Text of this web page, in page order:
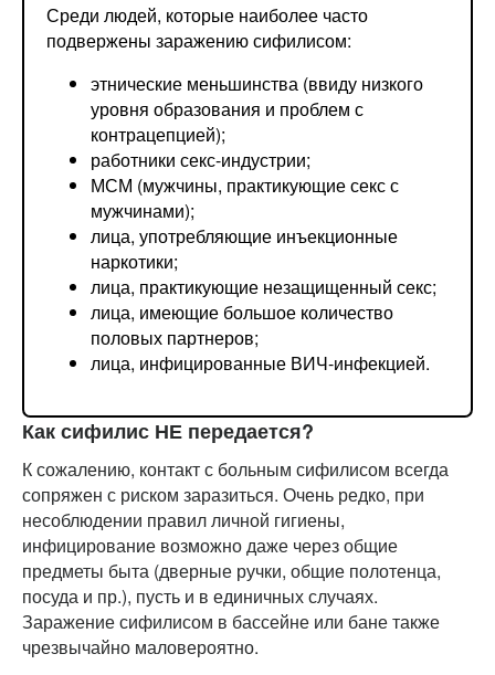
Среди людей, которые наиболее часто
подвержены заражению сифилисом:
этнические меньшинства (ввиду низкого
уровня образования и проблем с
контрацепцией);
работники секс-индустрии;
МСМ (мужчины, практикующие секс с
мужчинами);
лица, употребляющие инъекционные
наркотики;
лица, практикующие незащищенный секс;
лица, имеющие большое количество
половых партнеров;
лица, инфицированные ВИЧ-инфекцией.
Как сифилис НЕ передается?
К сожалению, контакт с больным сифилисом всегда
сопряжен с риском заразиться. Очень редко, при
несоблюдении правил личной гигиены,
инфицирование возможно даже через общие
предметы быта (дверные ручки, общие полотенца,
посуда и пр.), пусть и в единичных случаях.
Заражение сифилисом в бассейне или бане также
чрезвычайно маловероятно.